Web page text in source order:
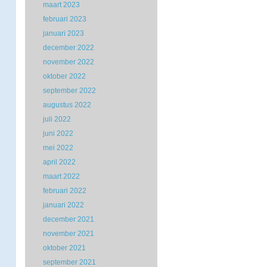
maart 2023
februari 2023
januari 2023
december 2022
november 2022
oktober 2022
september 2022
augustus 2022
juli 2022
juni 2022
mei 2022
april 2022
maart 2022
februari 2022
januari 2022
december 2021
november 2021
oktober 2021
september 2021